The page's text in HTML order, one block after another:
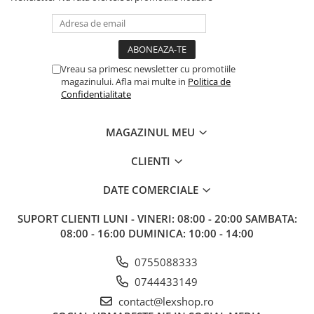
Vreau sa primesc newsletter cu promotiile
magazinului. Afla mai multe in Politica de
Confidentialitate
MAGAZINUL MEU
CLIENTI
DATE COMERCIALE
SUPORT CLIENTI LUNI - VINERI: 08:00 - 20:00 SAMBATA:
08:00 - 16:00 DUMINICA: 10:00 - 14:00
0755088333
0744433149
contact@lexshop.ro